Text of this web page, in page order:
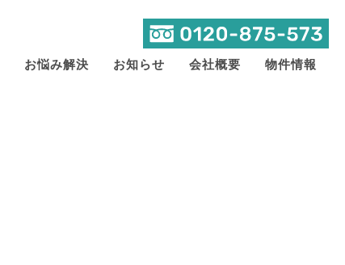
お悩み解決 お知らせ 会社概要 物件情報